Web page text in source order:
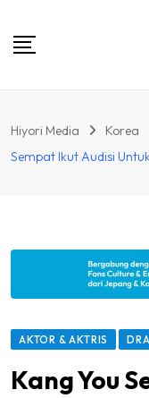
Hiyori Media Korea
Sempat Ikut Audisi
AKTOR & AKTRIS
Kang You